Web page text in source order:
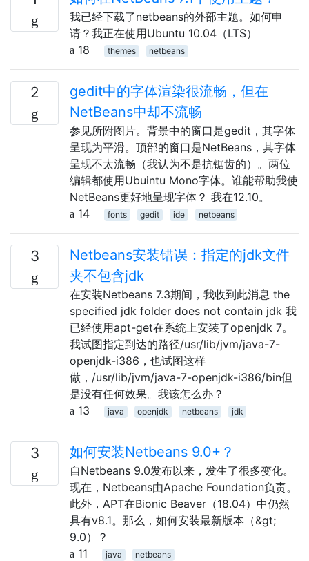
我已经下载了netbeans的外部主题。如何申
请？我正在使用Ubuntu 10.04（LTS）
18
themes netbeans
2
gedit中的字体渲染很流畅，但在
NetBeans中却不流畅
参见所附图片。背景中的窗口是gedit，其字体
呈现为平滑。顶部的窗口是NetBeans，其字体
呈现不太流畅（我认为不是抗锯齿的）。两位
编辑都使用Ubuintu Mono字体。谁能帮助我使
NetBeans更好地呈现字体？ 我在12.10。
14
fonts gedit ide netbeans
3
Netbeans安装错误：指定的jdk文件
夹不包含jdk
在安装Netbeans 7.3期间，我收到此消息 the
specified jdk folder does not contain jdk 我
已经使用apt-get在系统上安装了openjdk 7。
我试图指定到达的路径/usr/lib/jvm/java-7-
openjdk-i386，也试图这样
做，/usr/lib/jvm/java-7-openjdk-i386/bin但
是没有任何效果。我该怎么办？
13
java openjdk netbeans jdk
3 如何安装Netbeans 9.0+？
自Netbeans 9.0发布以来，发生了很多变化。
现在，Netbeans由Apache Foundation负责。
此外，APT在Bionic Beaver（18.04）中仍然
具有v8.1。那么，如何安装最新版本（&gt;
9.0）？
11
java netbeans